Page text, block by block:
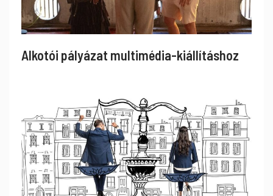
Alkotói pályázat multimédia-kiállításhoz